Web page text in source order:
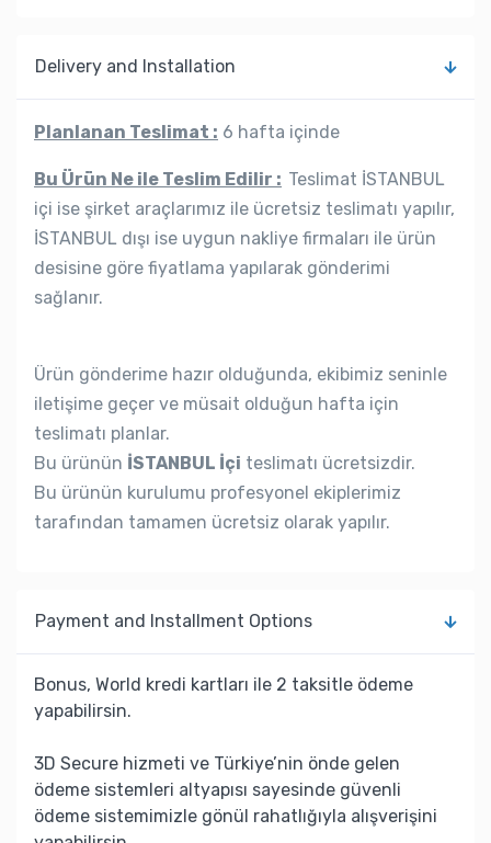
Delivery and Installation
Planlanan Teslimat : 6 hafta içinde
Bu Ürün Ne ile Teslim Edilir : Teslimat İSTANBUL
içi ise şirket araçlarımız ile ücretsiz teslimatı yapılır,
İSTANBUL dışı ise uygun nakliye firmaları ile ürün
desisine göre fiyatlama yapılarak gönderimi
sağlanır.
Ürün gönderime hazır olduğunda, ekibimiz seninle
iletişime geçer ve müsait olduğun hafta için
teslimatı planlar.
Bu ürünün İSTANBUL İçi teslimatı ücretsizdir.
Bu ürünün kurulumu profesyonel ekiplerimiz
tarafından tamamen ücretsiz olarak yapılır.
Payment and Installment Options
Bonus, World kredi kartları ile 2 taksitle ödeme
yapabilirsin.
3D Secure hizmeti ve Türkiye’nin önde gelen
ödeme sistemleri altyapısı sayesinde güvenli
ödeme sistemimizle gönül rahatlığıyla alışverişini